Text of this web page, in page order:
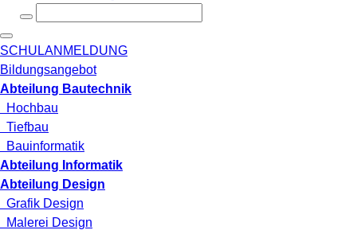
SCHULANMELDUNG
Bildungsangebot
Abteilung Bautechnik
Hochbau
Tiefbau
Bauinformatik
Abteilung Informatik
Abteilung Design
Grafik Design
Malerei Design